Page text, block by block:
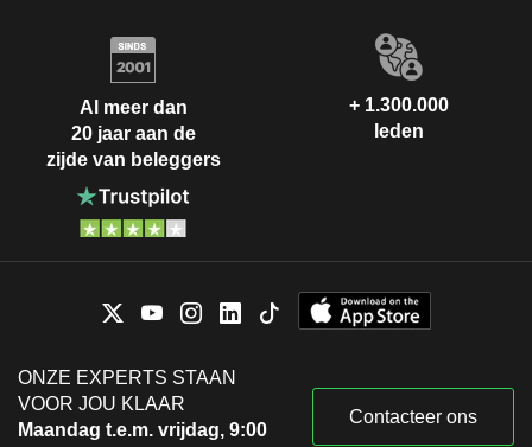
Al meer dan
20 jaar aan de
zijde van beleggers
+ 1.300.000
leden
ONZE EXPERTS STAAN
VOOR JOU KLAAR
Maandag t.e.m. vrijdag, 9:00
Contacteer ons